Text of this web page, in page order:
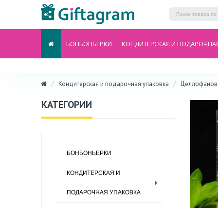
БОНБОНЬЕРКИ КОНДИТЕРСКАЯ И
Кондитерская и подарочная упаковка
КАТЕГОРИИ
БОНБОНЬЕРКИ
КОНДИТЕРСКАЯ И
ПОДАРОЧНАЯ УПАКОВКА